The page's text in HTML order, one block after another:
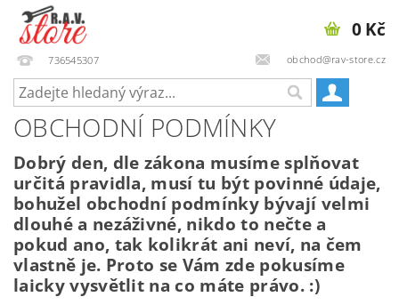
736545307 obchod@rav-store.cz
0 Kč
OBCHODNÍ PODMÍNKY
Dobrý den, dle zákona musíme splňovat
určitá pravidla, musí tu být povinné údaje,
bohužel obchodní podmínky bývají velmi
dlouhé a nezáživné, nikdo to nečte a
pokud ano, tak kolikrát ani neví, na čem
vlastně je. Proto se Vám zde pokusíme
laicky vysvětlit na co máte právo. :)